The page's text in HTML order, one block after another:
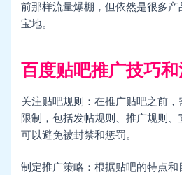
前那样流量爆棚，但依然是很多
宝地。
百度贴吧推广技巧
关注贴吧规则：在推广贴吧之前
限制，包括发帖规则、推广规则、
可以避免被封禁和惩罚。
制定推广策略：根据贴吧的特点